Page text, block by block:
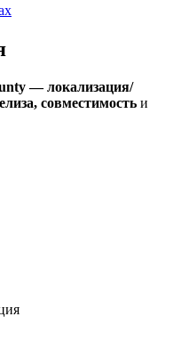
— локализация/
совместимость и